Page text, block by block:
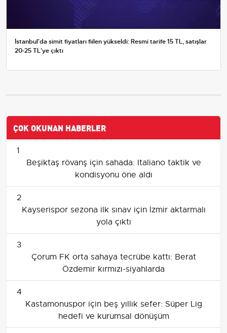
İstanbul'da simit fiyatları fiilen yükseldi: Resmi tarife 15 TL, satışlar
20-25 TL'ye çıktı
ÇOK OKUNAN HABERLER
1
Beşiktaş rövanş için sahada: Italiano taktik ve
kondisyonu öne aldı
2
Kayserispor sezona ilk sınav için İzmir aktarmalı
yola çıktı
3
Çorum FK orta sahaya tecrübe kattı: Berat
Özdemir kırmızı-siyahlarda
4
Kastamonuspor için beş yıllık sefer: Süper Lig
hedefi ve kurumsal dönüşüm